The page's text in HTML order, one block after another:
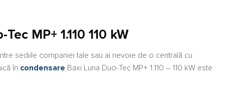
MP+ 1.110 110 kW
sediile companiei tale sau ai nevoie de o centrală cu
în condensare Baxi Luna Duo-Tec MP+ 1.110 – 110 kW este